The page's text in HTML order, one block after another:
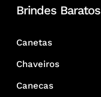
Brindes Baratos
Canetas
Chaveiros
Canecas